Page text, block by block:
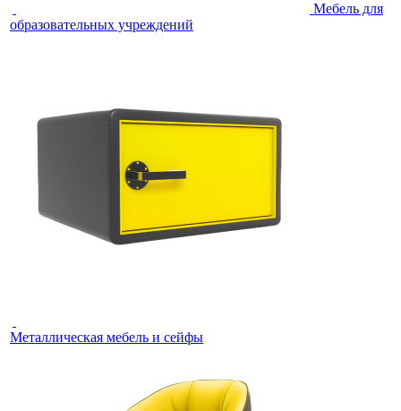
Мебель для
образовательных учреждений
Металлическая мебель и сейфы